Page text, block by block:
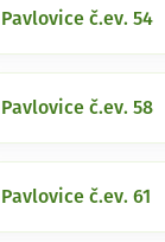
Pavlovice č.ev. 54
Pavlovice č.ev. 58
Pavlovice č.ev. 61